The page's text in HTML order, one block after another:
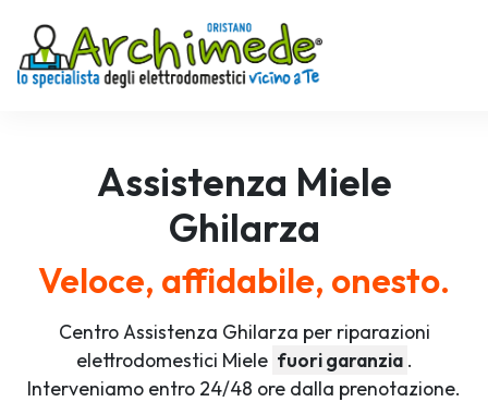
Assistenza Miele
Ghilarza
Veloce, affidabile, onesto.
Centro Assistenza Ghilarza per riparazioni
elettrodomestici Miele fuori garanzia .
Interveniamo entro 24/48 ore dalla prenotazione.